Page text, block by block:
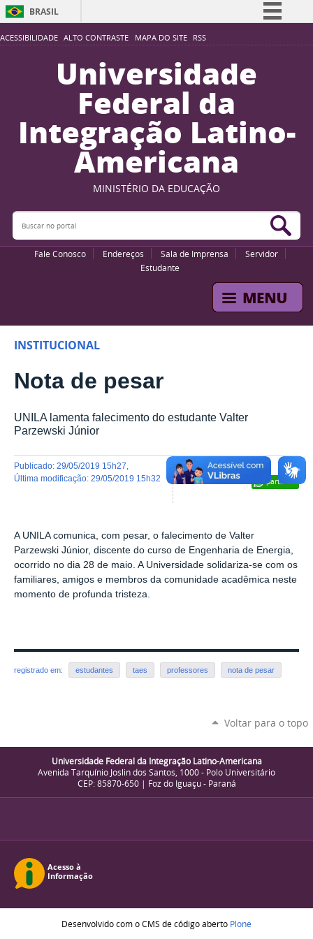
ACESSIBILIDADE ALTO CONTRASTE MAPA DO SITE RSS
BRASIL
Simplifique!
Participe
Acesso à informação
Legislação
Canais
Universidade
Federal da
Integração Latino-
Americana
MINISTÉRIO DA EDUCAÇÃO
Buscar no portal
Fale Conosco Endereços Sala de Imprensa
Servidor
Estudante
INSTITUCIONAL
Nota de pesar
UNILA lamenta falecimento do estudante Valter
Parzewski Júnior
Compartilhar
publicado: 29/05/2019 15h27
última modificação: 29/05/2019 15h32
A UNILA comunica, com pesar, o falecimento de Valter
Parzewski Júnior, discente do curso de Engenharia de Energia,
ocorrido no dia 28 de maio. A Universidade solidariza-se com os
familiares, amigos e membros da comunidade acadêmica neste
momento de profunda tristeza.
registrado em: estudantes taes professores nota de pesar
Voltar para o topo
Universidade Federal da Integração Latino-Americana
Avenida Tarquínio Joslin dos Santos, 1000 - Polo Universitário
CEP: 85870-650 | Foz do Iguaçu - Paraná
Desenvolvido com o CMS de código aberto Plone